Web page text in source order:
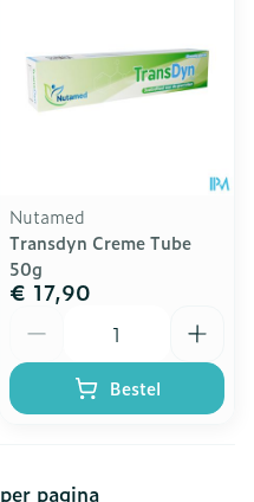
Nutamed
Transdyn Creme Tube
50g
€ 17,90
Bestel
per pagina